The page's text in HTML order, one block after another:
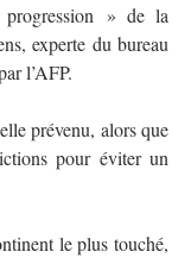
» de la
experte du bureau
l’AFP.
prévenu, alors que
pour éviter un
le plus touché,